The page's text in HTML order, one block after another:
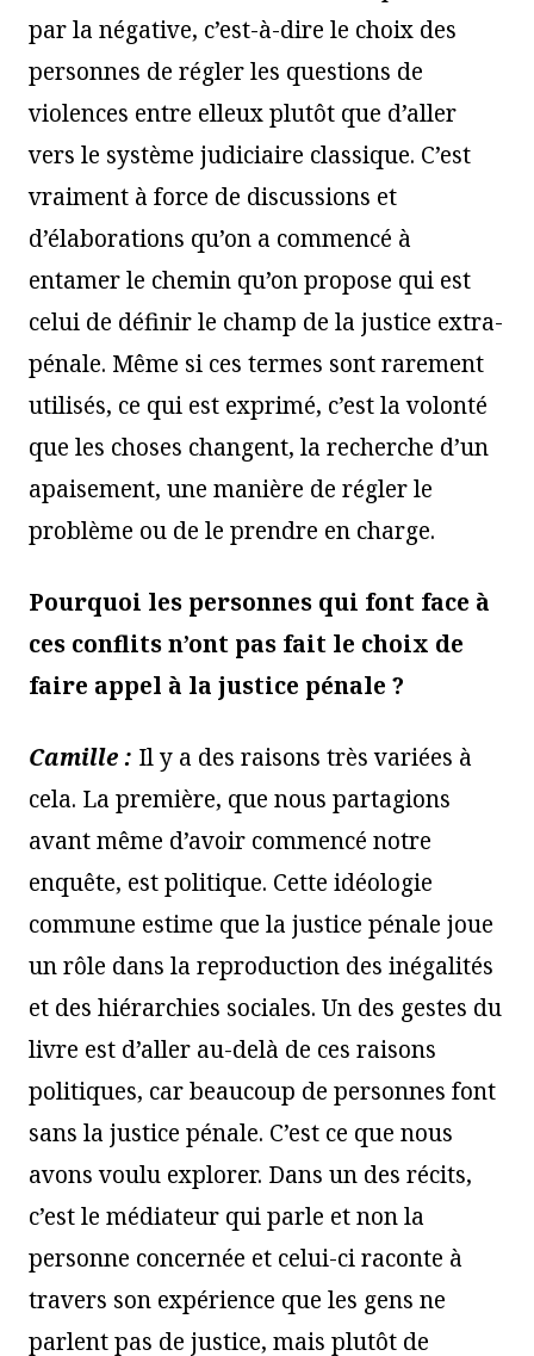
par la négative, c’est-à-dire le choix des
personnes de régler les questions de
violences entre elleux plutôt que d’aller
vers le système judiciaire classique. C’est
vraiment à force de discussions et
d’élaborations qu’on a commencé à
entamer le chemin qu’on propose qui est
celui de définir le champ de la justice extra-
pénale. Même si ces termes sont rarement
utilisés, ce qui est exprimé, c’est la volonté
que les choses changent, la recherche d’un
apaisement, une manière de régler le
problème ou de le prendre en charge.
Pourquoi les personnes qui font face à
ces conflits n’ont pas fait le choix de
faire appel à la justice pénale ?
Camille : Il y a des raisons très variées à
cela. La première, que nous partagions
avant même d’avoir commencé notre
enquête, est politique. Cette idéologie
commune estime que la justice pénale joue
un rôle dans la reproduction des inégalités
et des hiérarchies sociales. Un des gestes du
livre est d’aller au-delà de ces raisons
politiques, car beaucoup de personnes font
sans la justice pénale. C’est ce que nous
avons voulu explorer. Dans un des récits,
c’est le médiateur qui parle et non la
personne concernée et celui-ci raconte à
travers son expérience que les gens ne
parlent pas de justice, mais plutôt de